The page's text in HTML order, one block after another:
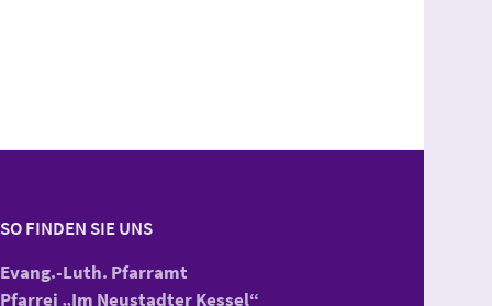
SO FINDEN SIE UNS
Evang.-Luth. Pfarramt
Pfarrei „Im Neustadter Kessel“